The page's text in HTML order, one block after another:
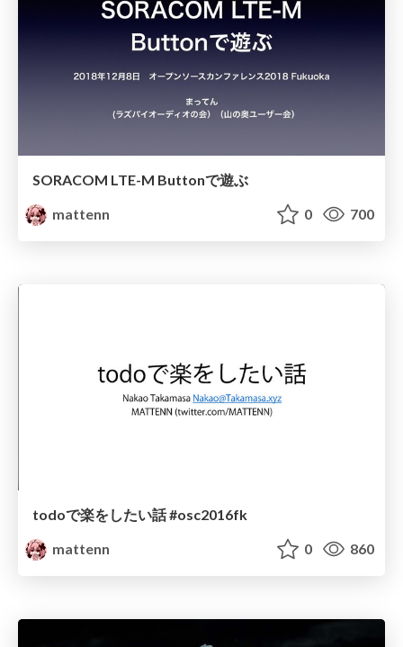
SORACOM LTE-M Buttonで遊ぶ
mattenn
0 700
todoで楽をしたい話 #osc2016fk
mattenn
0 860